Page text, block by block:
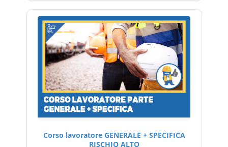
Corso lavoratore GENERALE + SPECIFICA
RISCHIO ALTO